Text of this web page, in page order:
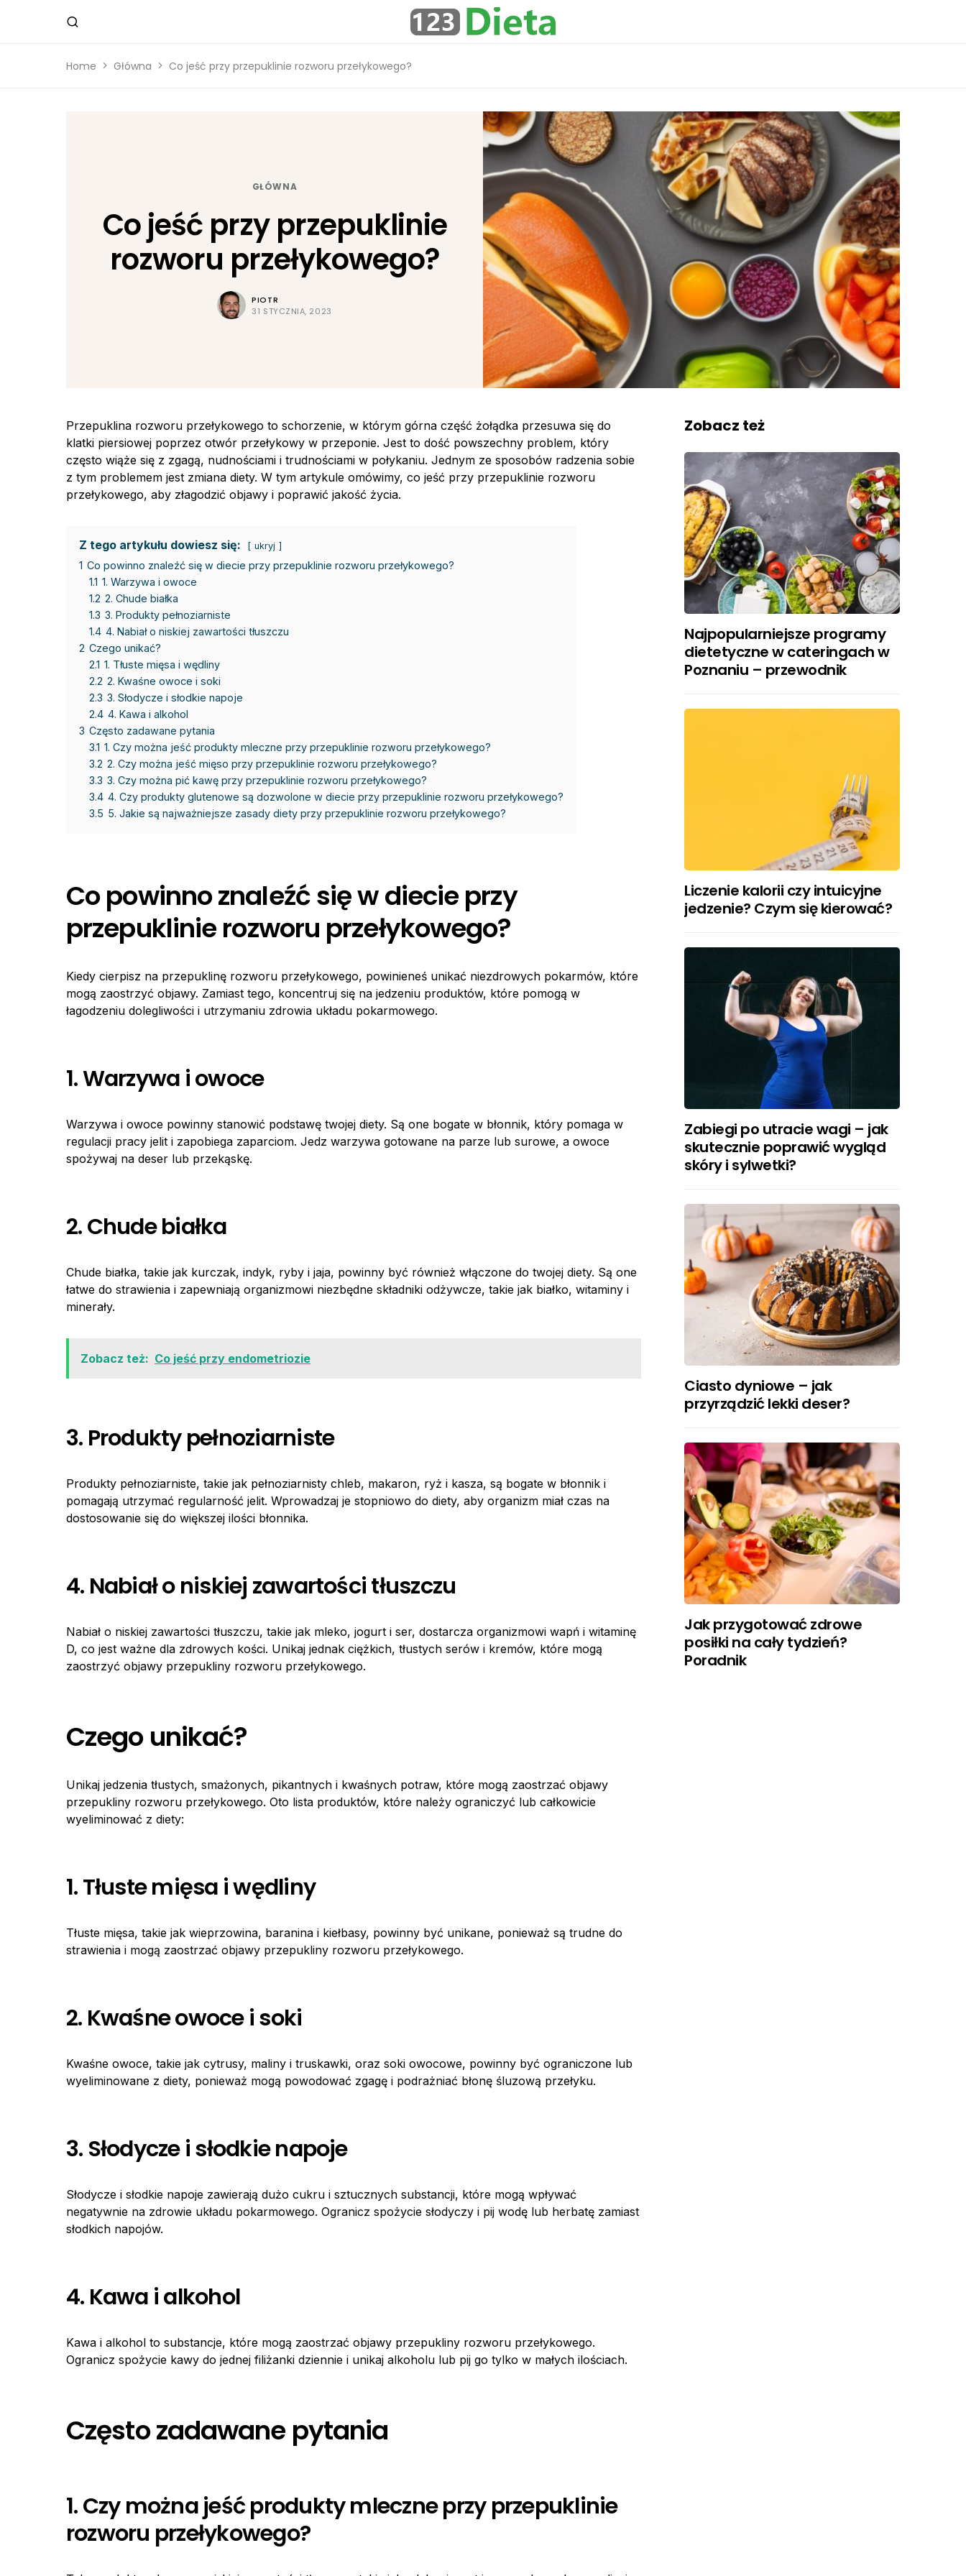
Home Główna Co jeść przy przepuklinie rozworu przełykowego?
GŁÓWNA
Co jeść przy przepuklinie
rozworu przełykowego?
PIOTR
31 STYCZNIA, 2023
Przepuklina rozworu przełykowego to schorzenie, w którym górna część żołądka przesuwa się do
klatki piersiowej poprzez otwór przełykowy w przeponie. Jest to dość powszechny problem, który
często wiąże się z zgagą, nudnościami i trudnościami w połykaniu. Jednym ze sposobów radzenia sobie
z tym problemem jest zmiana diety. W tym artykule omówimy, co jeść przy przepuklinie rozworu
przełykowego, aby złagodzić objawy i poprawić jakość życia.
Z tego artykułu dowiesz się: ukryj
1 Co powinno znaleźć się w diecie przy przepuklinie rozworu przełykowego?
1.1 1. Warzywa i owoce
1.2 2. Chude białka
1.3 3. Produkty pełnoziarniste
1.4 4. Nabiał o niskiej zawartości tłuszczu
2 Czego unikać?
2.1 1. Tłuste mięsa i wędliny
2.2 2. Kwaśne owoce i soki
2.3 3. Słodycze i słodkie napoje
2.4 4. Kawa i alkohol
3 Często zadawane pytania
3.1 1. Czy można jeść produkty mleczne przy przepuklinie rozworu przełykowego?
3.2 2. Czy można jeść mięso przy przepuklinie rozworu przełykowego?
3.3 3. Czy można pić kawę przy przepuklinie rozworu przełykowego?
3.4 4. Czy produkty glutenowe są dozwolone w diecie przy przepuklinie rozworu przełykowego?
3.5 5. Jakie są najważniejsze zasady diety przy przepuklinie rozworu przełykowego?
Co powinno znaleźć się w diecie przy
przepuklinie rozworu przełykowego?
Kiedy cierpisz na przepuklinę rozworu przełykowego, powinieneś unikać niezdrowych pokarmów, które
mogą zaostrzyć objawy. Zamiast tego, koncentruj się na jedzeniu produktów, które pomogą w
łagodzeniu dolegliwości i utrzymaniu zdrowia układu pokarmowego.
1. Warzywa i owoce
Warzywa i owoce powinny stanowić podstawę twojej diety. Są one bogate w błonnik, który pomaga w
regulacji pracy jelit i zapobiega zaparciom. Jedz warzywa gotowane na parze lub surowe, a owoce
spożywaj na deser lub przekąskę.
2. Chude białka
Chude białka, takie jak kurczak, indyk, ryby i jaja, powinny być również włączone do twojej diety. Są one
łatwe do strawienia i zapewniają organizmowi niezbędne składniki odżywcze, takie jak białko, witaminy i
minerały.
Zobacz też: Co jeść przy endometriozie
3. Produkty pełnoziarniste
Produkty pełnoziarniste, takie jak pełnoziarnisty chleb, makaron, ryż i kasza, są bogate w błonnik i
pomagają utrzymać regularność jelit. Wprowadzaj je stopniowo do diety, aby organizm miał czas na
dostosowanie się do większej ilości błonnika.
4. Nabiał o niskiej zawartości tłuszczu
Nabiał o niskiej zawartości tłuszczu, takie jak mleko, jogurt i ser, dostarcza organizmowi wapń i witaminę
D, co jest ważne dla zdrowych kości. Unikaj jednak ciężkich, tłustych serów i kremów, które mogą
zaostrzyć objawy przepukliny rozworu przełykowego.
Czego unikać?
Unikaj jedzenia tłustych, smażonych, pikantnych i kwaśnych potraw, które mogą zaostrzać objawy
przepukliny rozworu przełykowego. Oto lista produktów, które należy ograniczyć lub całkowicie
wyeliminować z diety:
1. Tłuste mięsa i wędliny
Tłuste mięsa, takie jak wieprzowina, baranina i kiełbasy, powinny być unikane, ponieważ są trudne do
strawienia i mogą zaostrzać objawy przepukliny rozworu przełykowego.
2. Kwaśne owoce i soki
Kwaśne owoce, takie jak cytrusy, maliny i truskawki, oraz soki owocowe, powinny być ograniczone lub
wyeliminowane z diety, ponieważ mogą powodować zgagę i podrażniać błonę śluzową przełyku.
3. Słodycze i słodkie napoje
Słodycze i słodkie napoje zawierają dużo cukru i sztucznych substancji, które mogą wpływać
negatywnie na zdrowie układu pokarmowego. Ogranicz spożycie słodyczy i pij wodę lub herbatę zamiast
słodkich napojów.
4. Kawa i alkohol
Kawa i alkohol to substancje, które mogą zaostrzać objawy przepukliny rozworu przełykowego.
Ogranicz spożycie kawy do jednej filiżanki dziennie i unikaj alkoholu lub pij go tylko w małych ilościach.
Często zadawane pytania
1. Czy można jeść produkty mleczne przy przepuklinie
rozworu przełykowego?
Zobacz też
Najpopularniejsze programy
dietetyczne w cateringach w
Poznaniu – przewodnik
Liczenie kalorii czy intuicyjne
jedzenie? Czym się kierować?
Zabiegi po utracie wagi – jak
skutecznie poprawić wygląd
skóry i sylwetki?
Ciasto dyniowe – jak
przyrządzić lekki deser?
Jak przygotować zdrowe
posiłki na cały tydzień?
Poradnik